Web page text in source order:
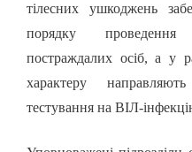
тілесних ушкоджень
порядку
постраждалих осіб, а у
характеру
тестування на ВІЛ-